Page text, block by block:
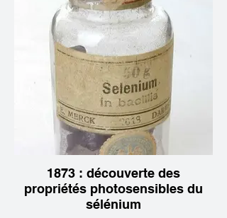
1873 : découverte des
propriétés photosensibles du
sélénium